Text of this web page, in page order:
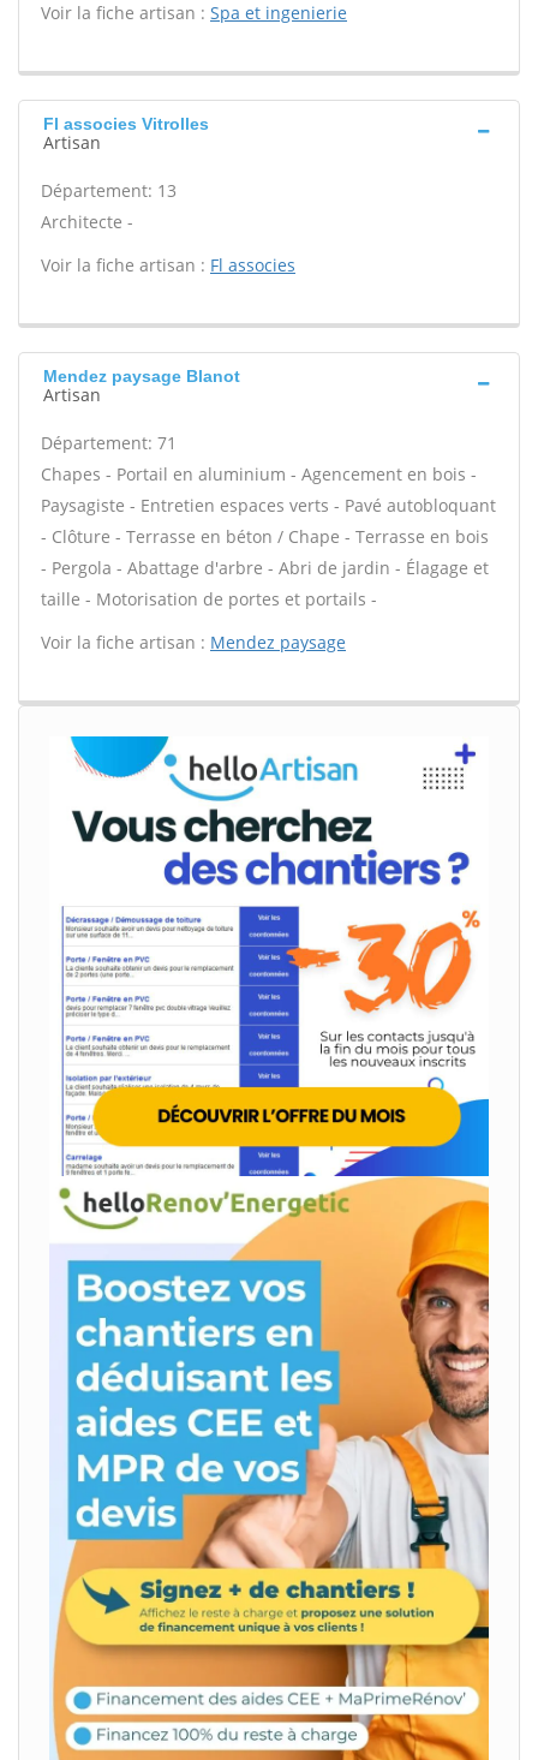
Voir la fiche artisan : Spa et ingenierie
Fl associes Vitrolles
Artisan
Département: 13
Architecte -
Voir la fiche artisan : Fl associes
Mendez paysage Blanot
Artisan
Département: 71
Chapes - Portail en aluminium - Agencement en bois -
Paysagiste - Entretien espaces verts - Pavé autobloquant
- Clôture - Terrasse en béton / Chape - Terrasse en bois
- Pergola - Abattage d'arbre - Abri de jardin - Élagage et
taille - Motorisation de portes et portails -
Voir la fiche artisan : Mendez paysage